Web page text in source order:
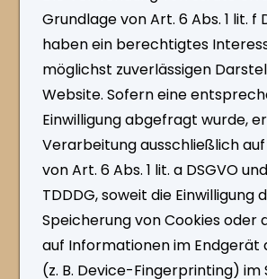
Grundlage von Art. 6 Abs. 1 lit. f
haben ein berechtigtes
möglichst zuverlässigen
Website. Sofern eine
Einwilligung abgefragt wurde,
Verarbeitung ausschließlich
von Art. 6 Abs. 1 lit. a DSGVO
TDDDG, soweit die Einwilligung
Speicherung von Cookies oder
auf Informationen im Endgerät
(z. B. Device-Fingerprinting) im